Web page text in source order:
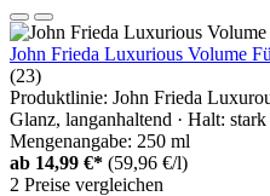
John Frieda Luxurious Volume
(23)
Produktlinie: John Frieda
Glanz, langanhaltend · Halt:
Mengenangabe: 250 ml
ab 14,99 €* (59,96 €/l)
2 Preise vergleichen